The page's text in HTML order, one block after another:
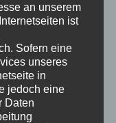
an unserem
ist
Sofern eine
unseres
in
jedoch eine
Daten